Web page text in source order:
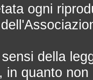
ogni
della
in quanto